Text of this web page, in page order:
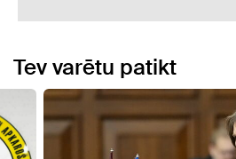
Tev varētu patikt